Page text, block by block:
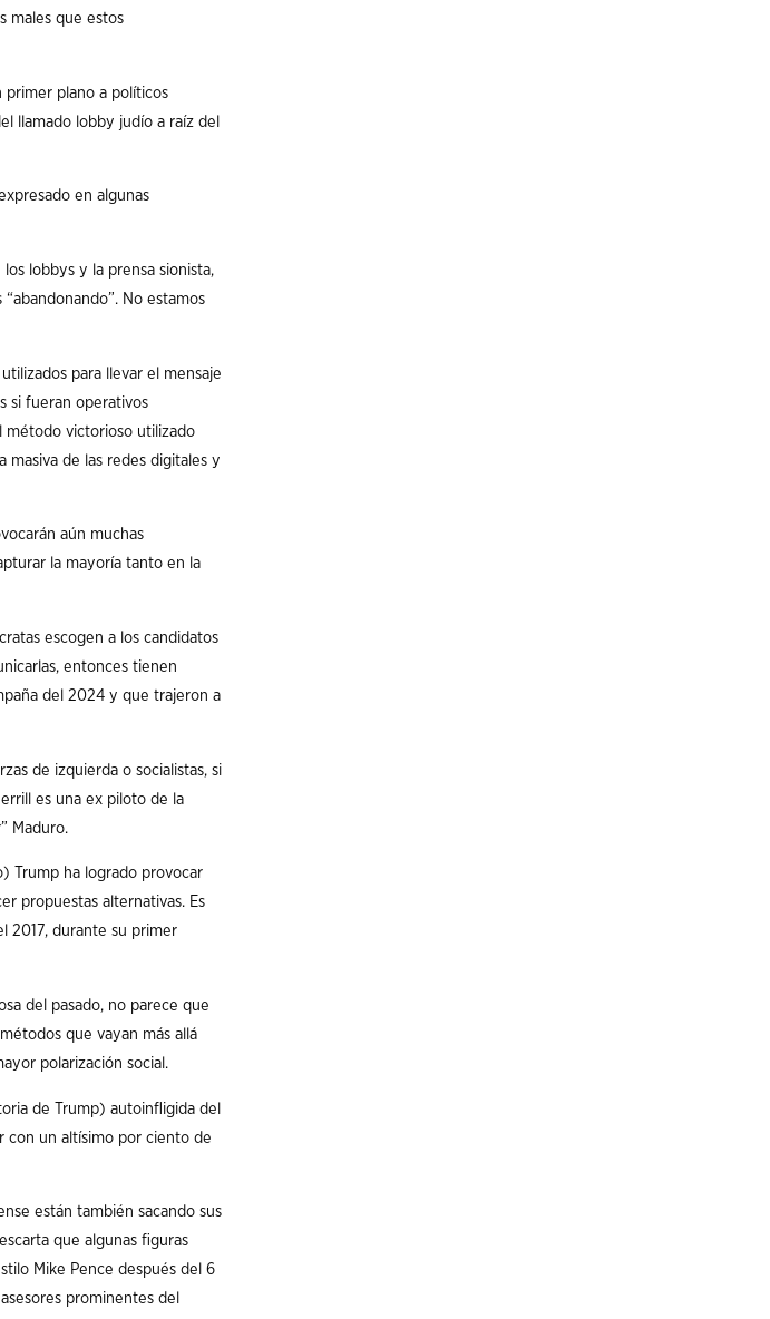
males que estos
primer plano a políticos
llamado lobby judío a raíz del
en algunas
lobbys y la prensa sionista,
No estamos
para llevar el mensaje
si fueran operativos
método victorioso utilizado
masiva de las redes digitales y
aún muchas
la mayoría tanto en la
escogen a los candidatos
entonces tienen
del 2024 y que trajeron a
de izquierda o socialistas, si
es una ex piloto de la
Maduro.
Trump ha logrado provocar
propuestas alternativas. Es
2017, durante su primer
del pasado, no parece que
que vayan más allá
polarización social.
de Trump) autoinfligida del
con un altísimo por ciento de
están también sacando sus
que algunas figuras
Mike Pence después del 6
prominentes del